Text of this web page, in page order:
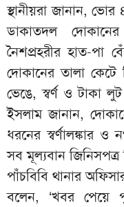
স্থানীয়রা জানান,
ডাকাতদল
নৈশপ্রহরীর হাত-পা
দোকানের তালা কেটে
ভেঙে, স্বর্ণ ও টাকা
ইসলাম জানান,
ধরনের স্বর্ণালঙ্কার
সব মূল্যবান
পাঁচবিবি থানার
বলেন, ‘খবর পেয়ে